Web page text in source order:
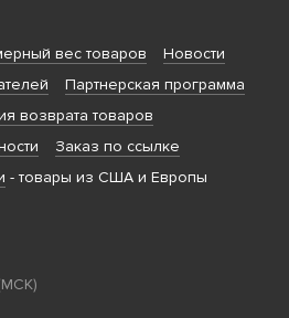
вес товаров
Новости
Партнерская программа
возврата товаров
Заказ по ссылке
- товары из США и Европы